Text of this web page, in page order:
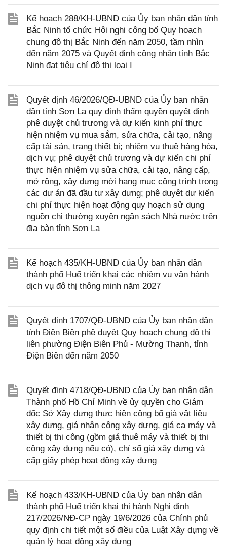
Kế hoạch 288/KH-UBND của Ủy ban nhân dân tỉnh
Bắc Ninh tổ chức Hội nghị công bố Quy hoạch
chung đô thị Bắc Ninh đến năm 2050, tầm nhìn
đến năm 2075 và Quyết định công nhận tỉnh Bắc
Ninh đạt tiêu chí đô thị loại I
Quyết định 46/2026/QĐ-UBND của Ủy ban nhân
dân tỉnh Sơn La quy định thẩm quyền quyết định
phê duyệt chủ trương và dự kiến kinh phí thực
hiện nhiệm vụ mua sắm, sửa chữa, cải tạo, nâng
cấp tài sản, trang thiết bị; nhiệm vụ thuê hàng hóa,
dịch vụ; phê duyệt chủ trương và dự kiến chi phí
thực hiện nhiệm vụ sửa chữa, cải tạo, nâng cấp,
mở rộng, xây dựng mới hạng mục công trình trong
các dự án đã đầu tư xây dựng; phê duyệt dự kiến
chi phí thực hiện hoạt động quy hoạch sử dụng
nguồn chi thường xuyên ngân sách Nhà nước trên
địa bàn tỉnh Sơn La
Kế hoạch 435/KH-UBND của Ủy ban nhân dân
thành phố Huế triển khai các nhiệm vụ vận hành
dịch vụ đô thị thông minh năm 2027
Quyết định 1707/QĐ-UBND của Ủy ban nhân dân
tỉnh Điện Biên phê duyệt Quy hoạch chung đô thị
liên phường Điện Biên Phủ - Mường Thanh, tỉnh
Điện Biên đến năm 2050
Quyết định 4718/QĐ-UBND của Ủy ban nhân dân
Thành phố Hồ Chí Minh về ủy quyền cho Giám
đốc Sở Xây dựng thực hiện công bố giá vật liệu
xây dựng, giá nhân công xây dựng, giá ca máy và
thiết bị thi công (gồm giá thuê máy và thiết bị thi
công xây dựng nếu có), chỉ số giá xây dựng và
cấp giấy phép hoạt động xây dựng
Kế hoạch 433/KH-UBND của Ủy ban nhân dân
thành phố Huế triển khai thi hành Nghị định
217/2026/NĐ-CP ngày 19/6/2026 của Chính phủ
quy định chi tiết một số điều của Luật Xây dựng về
quản lý hoạt động xây dựng